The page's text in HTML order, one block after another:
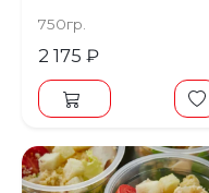
750гр.
2 175 ₽